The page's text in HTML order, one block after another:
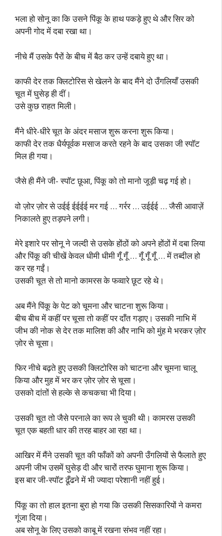
भला हो सोनू का कि उसने पिंकू के हाथ पकड़े हुए थे और सिर को
अपनी गोद में दबा रखा था।
नीचे मैं उसके पैरों के बीच में बैठ कर उन्हें दबाये हुए था।
काफी देर तक क्लिटोरिस से खेलने के बाद मैंने दो उँगलियाँ उसकी
चूत में घुसेड़ ही दीं।
उसे कुछ राहत मिली।
मैंने धीरे-धीरे चूत के अंदर मसाज शुरू करना शुरू किया।
काफी देर तक धैर्यपूर्वक मसाज करते रहने के बाद उसका जी स्पॉट
मिल ही गया।
जैसे ही मैंने जी- स्पॉट छूआ, पिंकू को तो मानो जूड़ी चढ़ गई हो।
वो ज़ोर ज़ोर से उईई ईईईई मर गई … गर्रर … उईईई … जैसी आवाज़ें
निकालते हुए तड़पने लगी।
मेरे इशारे पर सोनू ने जल्दी से उसके होंठों को अपने होंठों में दबा लिया
और पिंकू की चीखें केवल धीमी धीमी गूँ गूँ … गूँ गूँ गूँ … में तब्दील हो
कर रह गईं।
उसकी चूत से तो मानो कामरस के फव्वारे छूट रहे थे।
अब मैंने पिंकू के पेट को चूमना और चाटना शुरू किया।
बीच बीच में कहीं पर चूसा तो कहीं पर दाँत गड़ाए। उसकी नाभि में
जीभ की नोक से देर तक मालिश की और नाभि को मुंह मे भरकर ज़ोर
ज़ोर से चूसा।
फिर नीचे बढ़ते हुए उसकी क्लिटोरिस को चाटना और चूमना चालू
किया और मुह में भर कर ज़ोर ज़ोर से चूसा।
उसको दांतों से हल्के से कचकचा भी दिया।
उसकी चूत तो जैसे परनाले का रूप ले चुकी थी। कामरस उसकी
चूत एक बहती धार की तरह बाहर आ रहा था।
आखिर में मैंने उसकी चूत की फाँकों को अपनी उँगलियों से फैलाते हुए
अपनी जीभ उसमें घुसेड़ दी और चारों तरफ घुमाना शुरू किया।
इस बार जी-स्पॉट ढूँढने में भी ज्यादा परेशानी नहीं हुई।
पिंकू का तो हाल इतना बुरा हो गया कि उसकी सिसकारियों ने कमरा
गूंजा दिया।
अब सोनू के लिए उसको काबू में रखना संभव नहीं रहा।